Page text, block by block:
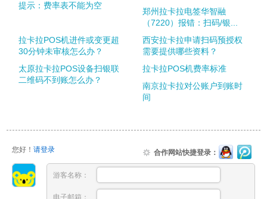
提示：费率表不能为空
郑州拉卡拉电签华智融
（7220）报错：扫码/银...
拉卡拉POS机进件或变更超
30分钟未审核怎么办？
西安拉卡拉申请扫码预授权
需要提供哪些资料？
太原拉卡拉POS设备扫银联
二维码不到账怎么办？
拉卡拉POS机费率标准
南京拉卡拉对公账户到账时
间
您好！ 请登录 合作网站快捷登录：
游客名称：
电子邮箱：